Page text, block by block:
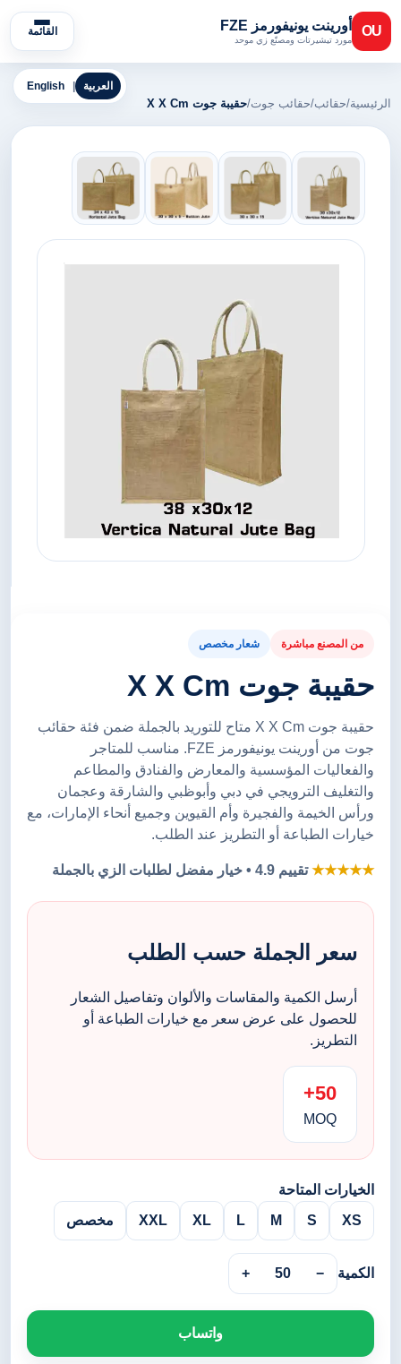
OU أورينت يونيفورمز FZE
مورد تيشيرتات ومصنّع زي موحد
القائمة
English العربية
الرئيسية/حقائب/حقائب جوت/حقيبة جوت X X Cm
من المصنع مباشرة شعار مخصص
حقيبة جوت X X Cm
حقيبة جوت X X Cm متاح للتوريد بالجملة ضمن فئة حقائب
جوت من أورينت يونيفورمز FZE. مناسب للمتاجر
والفعاليات المؤسسية والمعارض والفنادق والمطاعم
والتغليف الترويجي في دبي وأبوظبي والشارقة وعجمان
ورأس الخيمة والفجيرة وأم القيوين وجميع أنحاء الإمارات، مع
خيارات الطباعة أو التطريز عند الطلب.
★★★★★تقييم 4.9 • خيار مفضل لطلبات الزي بالجملة
سعر الجملة حسب الطلب
أرسل الكمية والمقاسات والألوان وتفاصيل الشعار
للحصول على عرض سعر مع خيارات الطباعة أو
التطريز.
50+
MOQ
الخيارات المتاحة
XS
S
M
L
XL
XXL مخصص
الكمية −
50
+
واتساب